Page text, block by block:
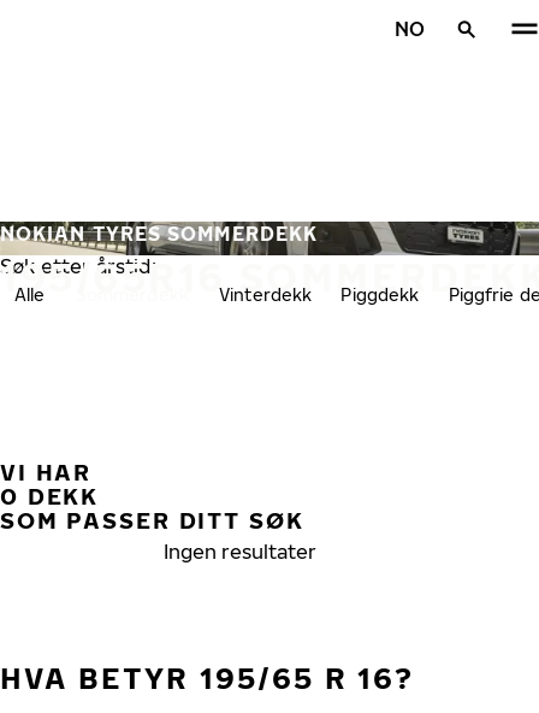
NO
195/65R16
NOKIAN TYRES SOMMERDEKK
Søk etter årstid:
Alle Vinterdekk Piggdekk Piggfrie
VI HAR
0 DEKK
SOM PASSER DITT SØK
Ingen resultater
HVA BETYR 195/65 R 16?